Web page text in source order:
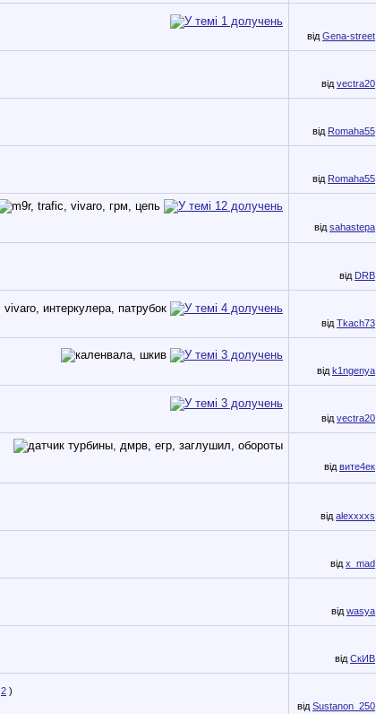
від Gena-street
від vectra20
від Romaha55
від Romaha55
від sahastepa
від DRB
від Tkach73
від k1ngenya
від vectra20
від вите4ек
від alexxxxs
від x_mad
від wasya
від СкИВ
2 )
від Sustanon_250